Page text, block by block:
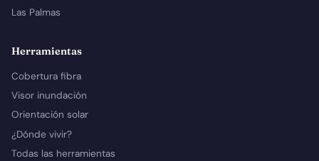
Las Palmas
Herramientas
Cobertura fibra
Visor inundación
Orientación solar
¿Dónde vivir?
Todas las herramientas